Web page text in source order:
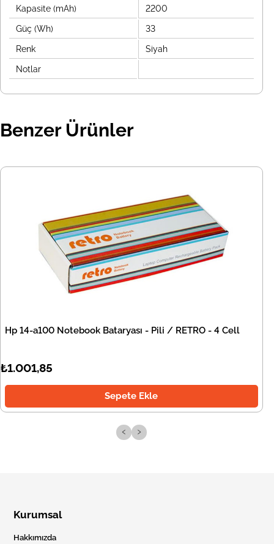
Kapasite (mAh) 2200
Güç (Wh) 33
Renk Siyah
Notlar
Benzer Ürünler
Hp 14-a100 Notebook Bataryası - Pili / RETRO - 4 Cell
₺1.001,85
Sepete Ekle
‹ ›
Kurumsal
Hakkımızda